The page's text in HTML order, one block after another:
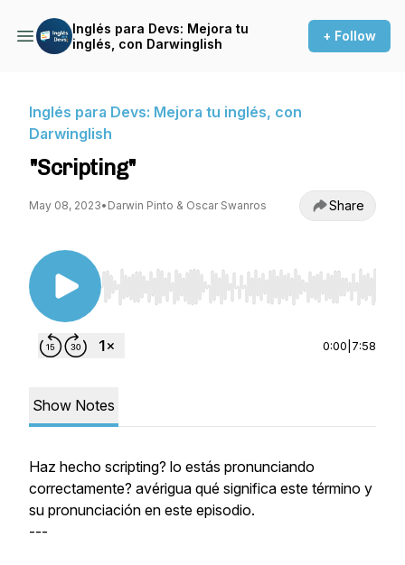
Inglés para Devs: Mejora tu
inglés, con Darwinglish
+ Follow
Inglés para Devs: Mejora tu inglés, con
Darwinglish
"Scripting"
May 08, 2023• Darwin Pinto & Oscar Swanros Share
Use Left/Right to seek, Home/End to jump to
0:00 7:58
Show Notes
Haz hecho scripting? lo estás pronunciando
correctamente? avérigua qué significa este término y
su pronunciación en este episodio.
---